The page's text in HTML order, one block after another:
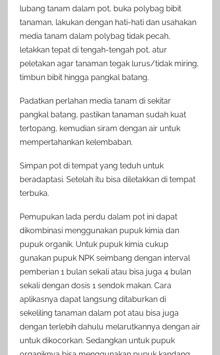
lubang tanam dalam pot, buka polybag bibit
tanaman, lakukan dengan hati-hati dan usahakan
media tanam dalam polybag tidak pecah,
letakkan tepat di tengah-tengah pot, atur
peletakan agar tanaman tegak lurus/tidak miring,
timbun bibit hingga pangkal batang.
Padatkan perlahan media tanam di sekitar
pangkal batang, pastikan tanaman sudah kuat
tertopang, kemudian siram dengan air untuk
mempertahankan kelembaban.
Simpan pot di tempat yang teduh untuk
beradaptasi. Setelah itu bisa diletakkan di tempat
terbuka.
Pemupukan lada perdu dalam pot ini dapat
dikombinasi menggunakan pupuk kimia dan
pupuk organik. Untuk pupuk kimia cukup
gunakan pupuk NPK seimbang dengan interval
pemberian 1 bulan sekali atau bisa juga 4 bulan
sekali dengan dosis 1 sendok makan. Cara
aplikasnya dapat langsung ditaburkan di
sekeliling tanaman dalam pot atau bisa juga
dengan terlebih dahulu melarutkannya dengan air
untuk dikocorkan. Sedangkan untuk pupuk